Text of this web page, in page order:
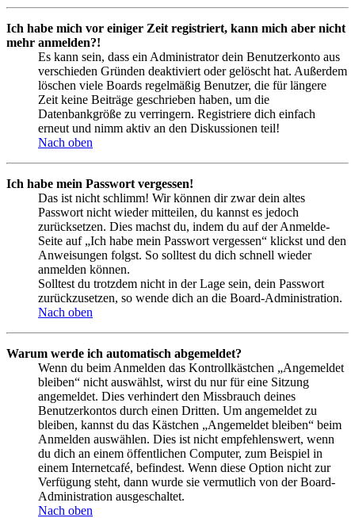
Ich habe mich vor einiger Zeit registriert, kann mich aber nicht
mehr anmelden?!
Es kann sein, dass ein Administrator dein Benutzerkonto aus
verschieden Gründen deaktiviert oder gelöscht hat. Außerdem
löschen viele Boards regelmäßig Benutzer, die für längere
Zeit keine Beiträge geschrieben haben, um die
Datenbankgröße zu verringern. Registriere dich einfach
erneut und nimm aktiv an den Diskussionen teil!
Nach oben
Ich habe mein Passwort vergessen!
Das ist nicht schlimm! Wir können dir zwar dein altes
Passwort nicht wieder mitteilen, du kannst es jedoch
zurücksetzen. Dies machst du, indem du auf der Anmelde-
Seite auf „Ich habe mein Passwort vergessen“ klickst und den
Anweisungen folgst. So solltest du dich schnell wieder
anmelden können.
Solltest du trotzdem nicht in der Lage sein, dein Passwort
zurückzusetzen, so wende dich an die Board-Administration.
Nach oben
Warum werde ich automatisch abgemeldet?
Wenn du beim Anmelden das Kontrollkästchen „Angemeldet
bleiben“ nicht auswählst, wirst du nur für eine Sitzung
angemeldet. Dies verhindert den Missbrauch deines
Benutzerkontos durch einen Dritten. Um angemeldet zu
bleiben, kannst du das Kästchen „Angemeldet bleiben“ beim
Anmelden auswählen. Dies ist nicht empfehlenswert, wenn
du dich an einem öffentlichen Computer, zum Beispiel in
einem Internetcafé, befindest. Wenn diese Option nicht zur
Verfügung steht, dann wurde sie vermutlich von der Board-
Administration ausgeschaltet.
Nach oben